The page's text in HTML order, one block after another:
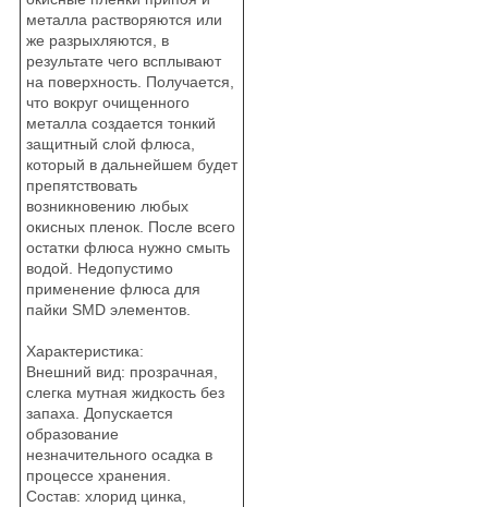
металла растворяются или
же разрыхляются, в
результате чего всплывают
на поверхность. Получается,
что вокруг очищенного
металла создается тонкий
защитный слой флюса,
который в дальнейшем будет
препятствовать
возникновению любых
окисных пленок. После всего
остатки флюса нужно смыть
водой. Недопустимо
применение флюса для
пайки SMD элементов.
Характеристика:
Внешний вид: прозрачная,
слегка мутная жидкость без
запаха. Допускается
образование
незначительного осадка в
процессе хранения.
Состав: хлорид цинка,